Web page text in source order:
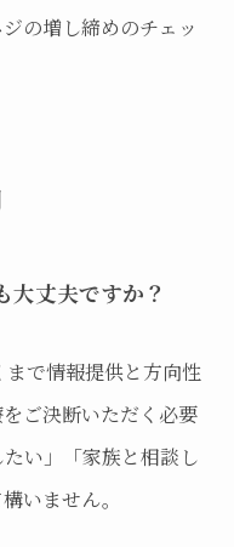
の増し締めのチェッ
大丈夫ですか？
で情報提供と方向性
ご決断いただく必要
い」「家族と相談し
いません。